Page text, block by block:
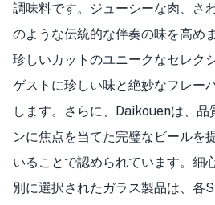
調味料です。ジューシーな肉、さ
のような伝統的な伴奏の味を高め
珍しいカットのユニークなセレク
ゲストに珍しい味と絶妙なフレー
します。さらに、Daikouenは、品
ンに焦点を当てた完璧なビールを
いることで認められています。細
別に選択されたガラス製品は、各